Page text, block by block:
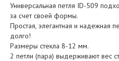
Универсальная петля ID-509
за счет своей формы.
Простая, элегантная и надежная
долго!
Размеры стекла 8-12 мм.
2 петли (пара) выдерживают вес